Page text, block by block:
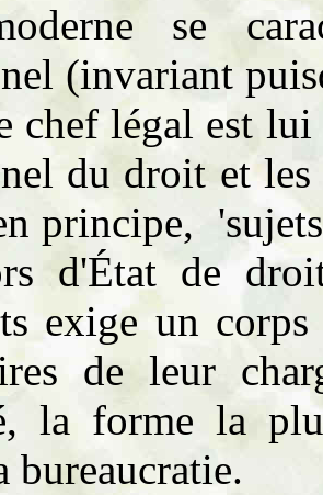
se
(invariant
chef légal est lui
du droit et
principe,
d'État de
exige un
de leur
la forme la
bureaucratie.